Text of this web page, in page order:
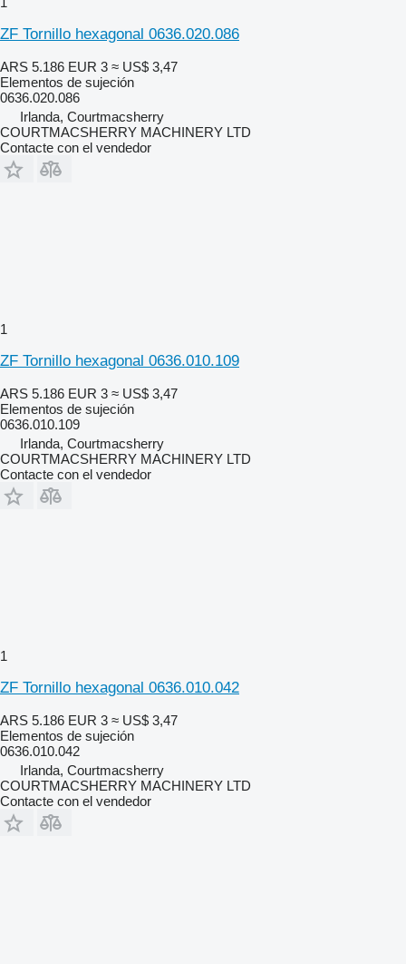
ZF Tornillo hexagonal 0636.020.086
ARS 5.186 EUR 3 ≈ US$ 3,47
Elementos de sujeción
0636.020.086
Irlanda, Courtmacsherry
COURTMACSHERRY MACHINERY LTD
Contacte con el vendedor
1
ZF Tornillo hexagonal 0636.010.109
ARS 5.186 EUR 3 ≈ US$ 3,47
Elementos de sujeción
0636.010.109
Irlanda, Courtmacsherry
COURTMACSHERRY MACHINERY LTD
Contacte con el vendedor
1
ZF Tornillo hexagonal 0636.010.042
ARS 5.186 EUR 3 ≈ US$ 3,47
Elementos de sujeción
0636.010.042
Irlanda, Courtmacsherry
COURTMACSHERRY MACHINERY LTD
Contacte con el vendedor